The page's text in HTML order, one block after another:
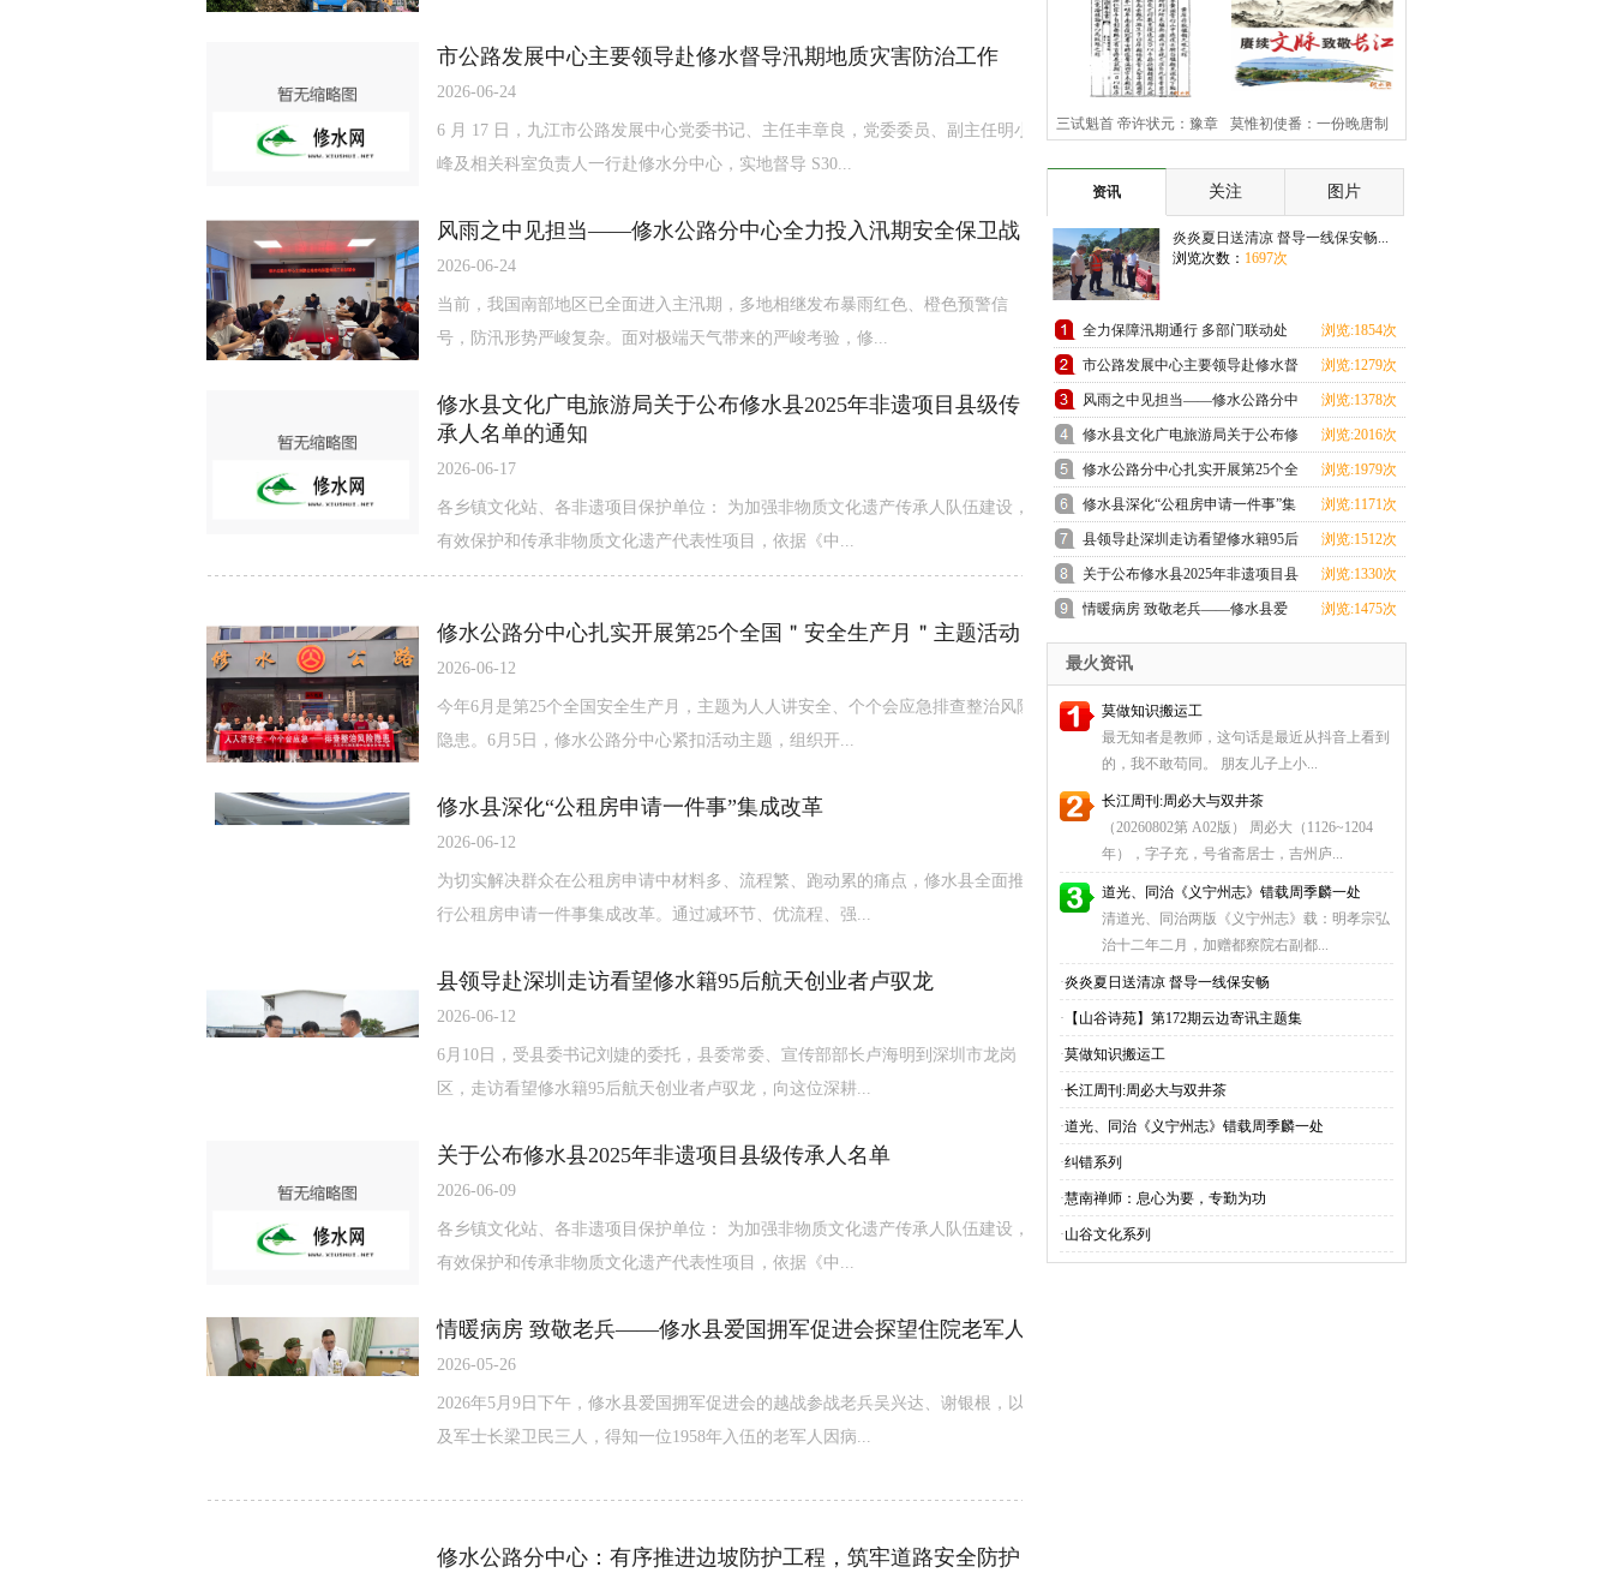
市公路发展中心主要领导赴修水督导汛期地质灾害防治工作
2026-06-24
6 月 17 日，九江市公路发展中心党委书记、主任丰章良，党委委员、副主任明小
峰及相关科室负责人一行赴修水分中心，实地督导 S30...
风雨之中见担当——修水公路分中心全力投入汛期安全保卫战
2026-06-24
当前，我国南部地区已全面进入主汛期，多地相继发布暴雨红色、橙色预警信
号，防汛形势严峻复杂。面对极端天气带来的严峻考验，修...
修水县文化广电旅游局关于公布修水县2025年非遗项目县级传
承人名单的通知
2026-06-17
各乡镇文化站、各非遗项目保护单位： 为加强非物质文化遗产传承人队伍建设，
有效保护和传承非物质文化遗产代表性项目，依据《中...
修水公路分中心扎实开展第25个全国＂安全生产月＂主题活动
2026-06-12
今年6月是第25个全国安全生产月，主题为人人讲安全、个个会应急排查整治风险
隐患。6月5日，修水公路分中心紧扣活动主题，组织开...
修水县深化“公租房申请一件事”集成改革
2026-06-12
为切实解决群众在公租房申请中材料多、流程繁、跑动累的痛点，修水县全面推
行公租房申请一件事集成改革。通过减环节、优流程、强...
县领导赴深圳走访看望修水籍95后航天创业者卢驭龙
2026-06-12
6月10日，受县委书记刘婕的委托，县委常委、宣传部部长卢海明到深圳市龙岗
区，走访看望修水籍95后航天创业者卢驭龙，向这位深耕...
关于公布修水县2025年非遗项目县级传承人名单
2026-06-09
各乡镇文化站、各非遗项目保护单位： 为加强非物质文化遗产传承人队伍建设，
有效保护和传承非物质文化遗产代表性项目，依据《中...
情暖病房 致敬老兵——修水县爱国拥军促进会探望住院老军人
2026-05-26
2026年5月9日下午，修水县爱国拥军促进会的越战参战老兵吴兴达、谢银根，以
及军士长梁卫民三人，得知一位1958年入伍的老军人因病...
修水公路分中心：有序推进边坡防护工程，筑牢道路安全防护
错载周季麟一
三试魁首 帝许状元：豫章 莫惟初使番：一份晚唐制
资讯
关注 图片
炎炎夏日送清凉 督导一线保安畅...
浏览次数： 1697次
全力保障汛期通行 多部门联动处
置S221线塌方险情
浏览:1854次
市公路发展中心主要领导赴修水督
导汛期地质灾害
浏览:1279次
风雨之中见担当——修水公路分中
心全力投入汛期
浏览:1378次
修水县文化广电旅游局关于公布修
水县2025年非遗
浏览:2016次
修水公路分中心扎实开展第25个全
国＂安全生产月
浏览:1979次
修水县深化“公租房申请一件事”集
成改革
浏览:1171次
县领导赴深圳走访看望修水籍95后
航天创业者卢驭
浏览:1512次
关于公布修水县2025年非遗项目县
级传承人名单
浏览:1330次
情暖病房 致敬老兵——修水县爱
国拥军促进会探望
浏览:1475次
最火资讯
莫做知识搬运工
最无知者是教师，这句话是最近从抖音上看到
的，我不敢苟同。 朋友儿子上小...
长江周刊:周必大与双井茶
（20260802第 A02版） 周必大（1126~1204
年），字子充，号省斋居士，吉州庐...
道光、同治《义宁州志》错载周季麟一处
清道光、同治两版《义宁州志》载：明孝宗弘
治十二年二月，加赠都察院右副都...
·炎炎夏日送清凉 督导一线保安畅
· 【山谷诗苑】第172期云边寄讯主题集
·莫做知识搬运工
·长江周刊:周必大与双井茶
·道光、同治《义宁州志》错载周季麟一处
·纠错系列
·慧南禅师：息心为要，专勤为功
·山谷文化系列